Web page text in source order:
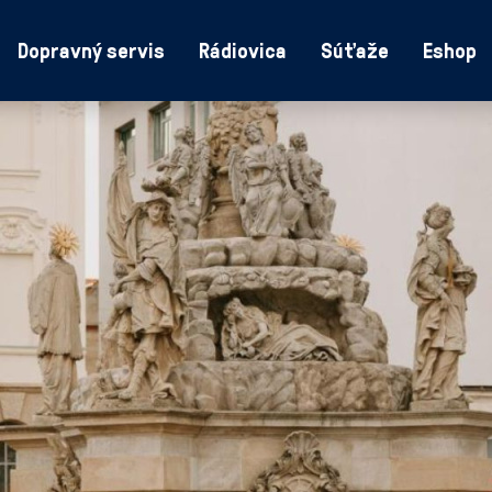
Dopravný servis Rádiovica Súťaže Eshop